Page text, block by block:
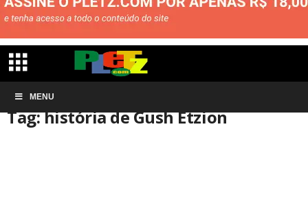
MENU
Início Tags
Tag: história de Gush Etzion